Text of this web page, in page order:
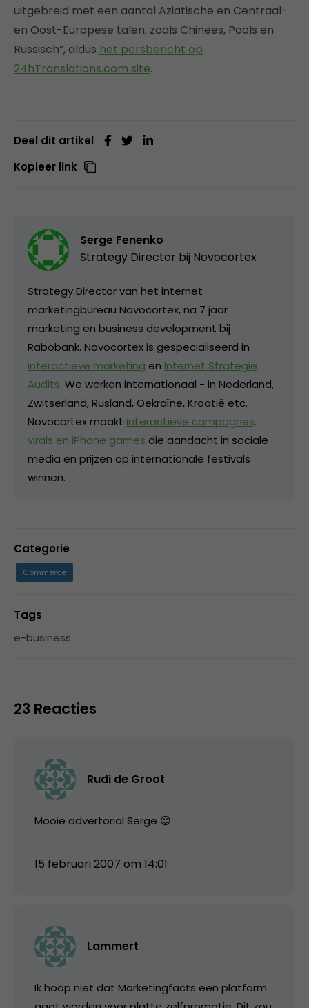
uitgebreid met een aantal Aziatische en Centraal-
en Oost-Europese talen, zoals Chinees, Pools en
Russisch”, aldus het persbericht op
24hTranslations.com site.
Deel dit artikel
Kopieer link
Serge Fenenko
Strategy Director bij Novocortex
Strategy Director van het internet
marketingbureau Novocortex, na 7 jaar
marketing en business development bij
Rabobank. Novocortex is gespecialiseerd in
interactieve marketing en Internet Strategie
Audits. We werken internationaal - in Nederland,
Zwitserland, Rusland, Oekraïne, Kroatië etc.
Novocortex maakt interactieve campagnes,
virals en iPhone games die aandacht in sociale
media en prijzen op internationale festivals
winnen.
Categorie
Commerce
Tags
e-business
23 Reacties
Rudi de Groot
Mooie advertorial Serge 😉
15 februari 2007 om 14:01
Lammert
Ik hoop niet dat Marketingfacts een platform